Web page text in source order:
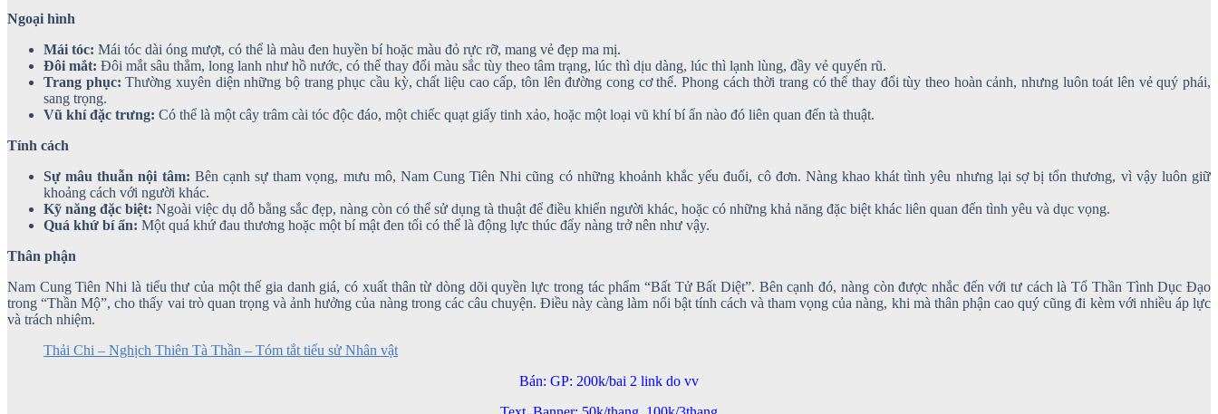
Ngoại hình
Mái tóc: Mái tóc dài óng mượt, có thể là màu đen huyền bí hoặc màu đỏ rực rỡ, mang vẻ đẹp ma mị.
Đôi mắt: Đôi mắt sâu thẳm, long lanh như hồ nước, có thể thay đổi màu sắc tùy theo tâm trạng, lúc thì dịu dàng, lúc thì lạnh lùng, đầy vẻ quyến rũ.
Trang phục: Thường xuyên diện những bộ trang phục cầu kỳ, chất liệu cao cấp, tôn lên đường cong cơ thể. Phong cách thời trang có thể thay đổi tùy theo hoàn cảnh, nhưng luôn toát lên vẻ quý phái,
sang trọng.
Vũ khí đặc trưng: Có thể là một cây trâm cài tóc độc đáo, một chiếc quạt giấy tinh xảo, hoặc một loại vũ khí bí ẩn nào đó liên quan đến tà thuật.
Tính cách
Sự mâu thuẫn nội tâm: Bên cạnh sự tham vọng, mưu mô, Nam Cung Tiên Nhi cũng có những khoảnh khắc yếu đuối, cô đơn. Nàng khao khát tình yêu nhưng lại sợ bị tổn thương, vì vậy luôn giữ
khoảng cách với người khác.
Kỹ năng đặc biệt: Ngoài việc dụ dỗ bằng sắc đẹp, nàng còn có thể sử dụng tà thuật để điều khiển người khác, hoặc có những khả năng đặc biệt khác liên quan đến tình yêu và dục vọng.
Quá khứ bí ẩn: Một quá khứ đau thương hoặc một bí mật đen tối có thể là động lực thúc đẩy nàng trở nên như vậy.
Thân phận
Nam Cung Tiên Nhi là tiểu thư của một thế gia danh giá, có xuất thân từ dòng dõi quyền lực trong tác phẩm “Bất Tử Bất Diệt”. Bên cạnh đó, nàng còn được nhắc đến với tư cách là Tổ Thần Tình Dục Đạo
trong “Thần Mộ”, cho thấy vai trò quan trọng và ảnh hưởng của nàng trong các câu chuyện. Điều này càng làm nổi bật tính cách và tham vọng của nàng, khi mà thân phận cao quý cũng đi kèm với nhiều áp lực
và trách nhiệm.
Thải Chi – Nghịch Thiên Tà Thần – Tóm tắt tiểu sử Nhân vật
Bán: GP: 200k/bai 2 link do vv